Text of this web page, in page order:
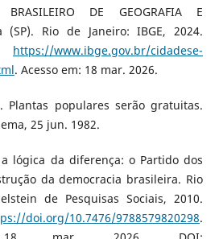
DE GEOGRAFIA E
(SP). Rio de Janeiro: IBGE, 2024.
https://www.ibge.gov.br/cidadese-
. Acesso em: 18 mar. 2026.
Plantas populares serão gratuitas.
25 jun. 1982.
a lógica da diferença: o Partido dos
da democracia brasileira. Rio
de Pesquisas Sociais, 2010.
doi.org/10.7476/9788579820298.